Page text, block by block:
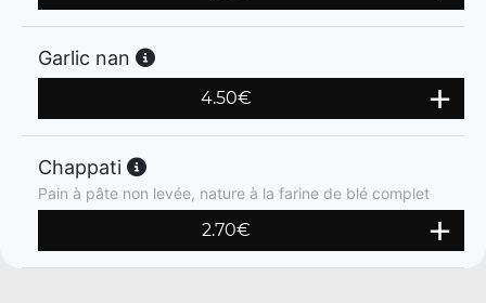
Garlic nan
4.50€
Chappati
Pain à pâte non levée, nature à la farine de blé complet
2.70€